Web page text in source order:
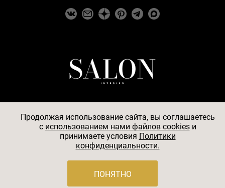
© 2026
АО «БКМ», ОГРН 1027739494584, ИНН 7705056238,
127018, Москва, ул. Полковая, д. 3, стр. 4, помещение I,
комн. 23
Продолжая использование сайта, вы соглашаетесь
c использованием нами файлов cookiesи
принимаете условия Политики
конфиденциальности.
ПОНЯТНО